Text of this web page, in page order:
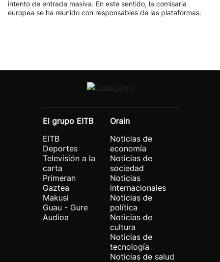
intento de entrada masiva. En este sentido, la comisaria
europea se ha reunido con responsables de las plataformas.
El grupo EITB
EITB
Deportes
Televisión a la
carta
Primeran
Gaztea
Makusi
Guau - Gure
Audioa
Orain
Noticias de
economía
Noticias de
sociedad
Noticias
internacionales
Noticias de
política
Noticias de
cultura
Noticias de
tecnología
Noticias de salud